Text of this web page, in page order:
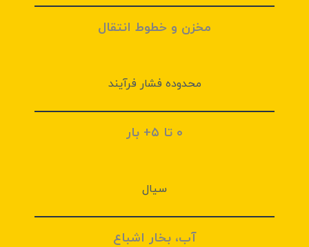
مخزن و خطوط انتقال
محدوده فشار فرآیند
۰ تا ۵+ بار
سیال
آب، بخار اشباع